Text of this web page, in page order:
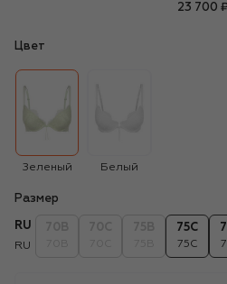
23 700
Цвет
Зеленый Белый
Размер
RU
RU
75C
75C